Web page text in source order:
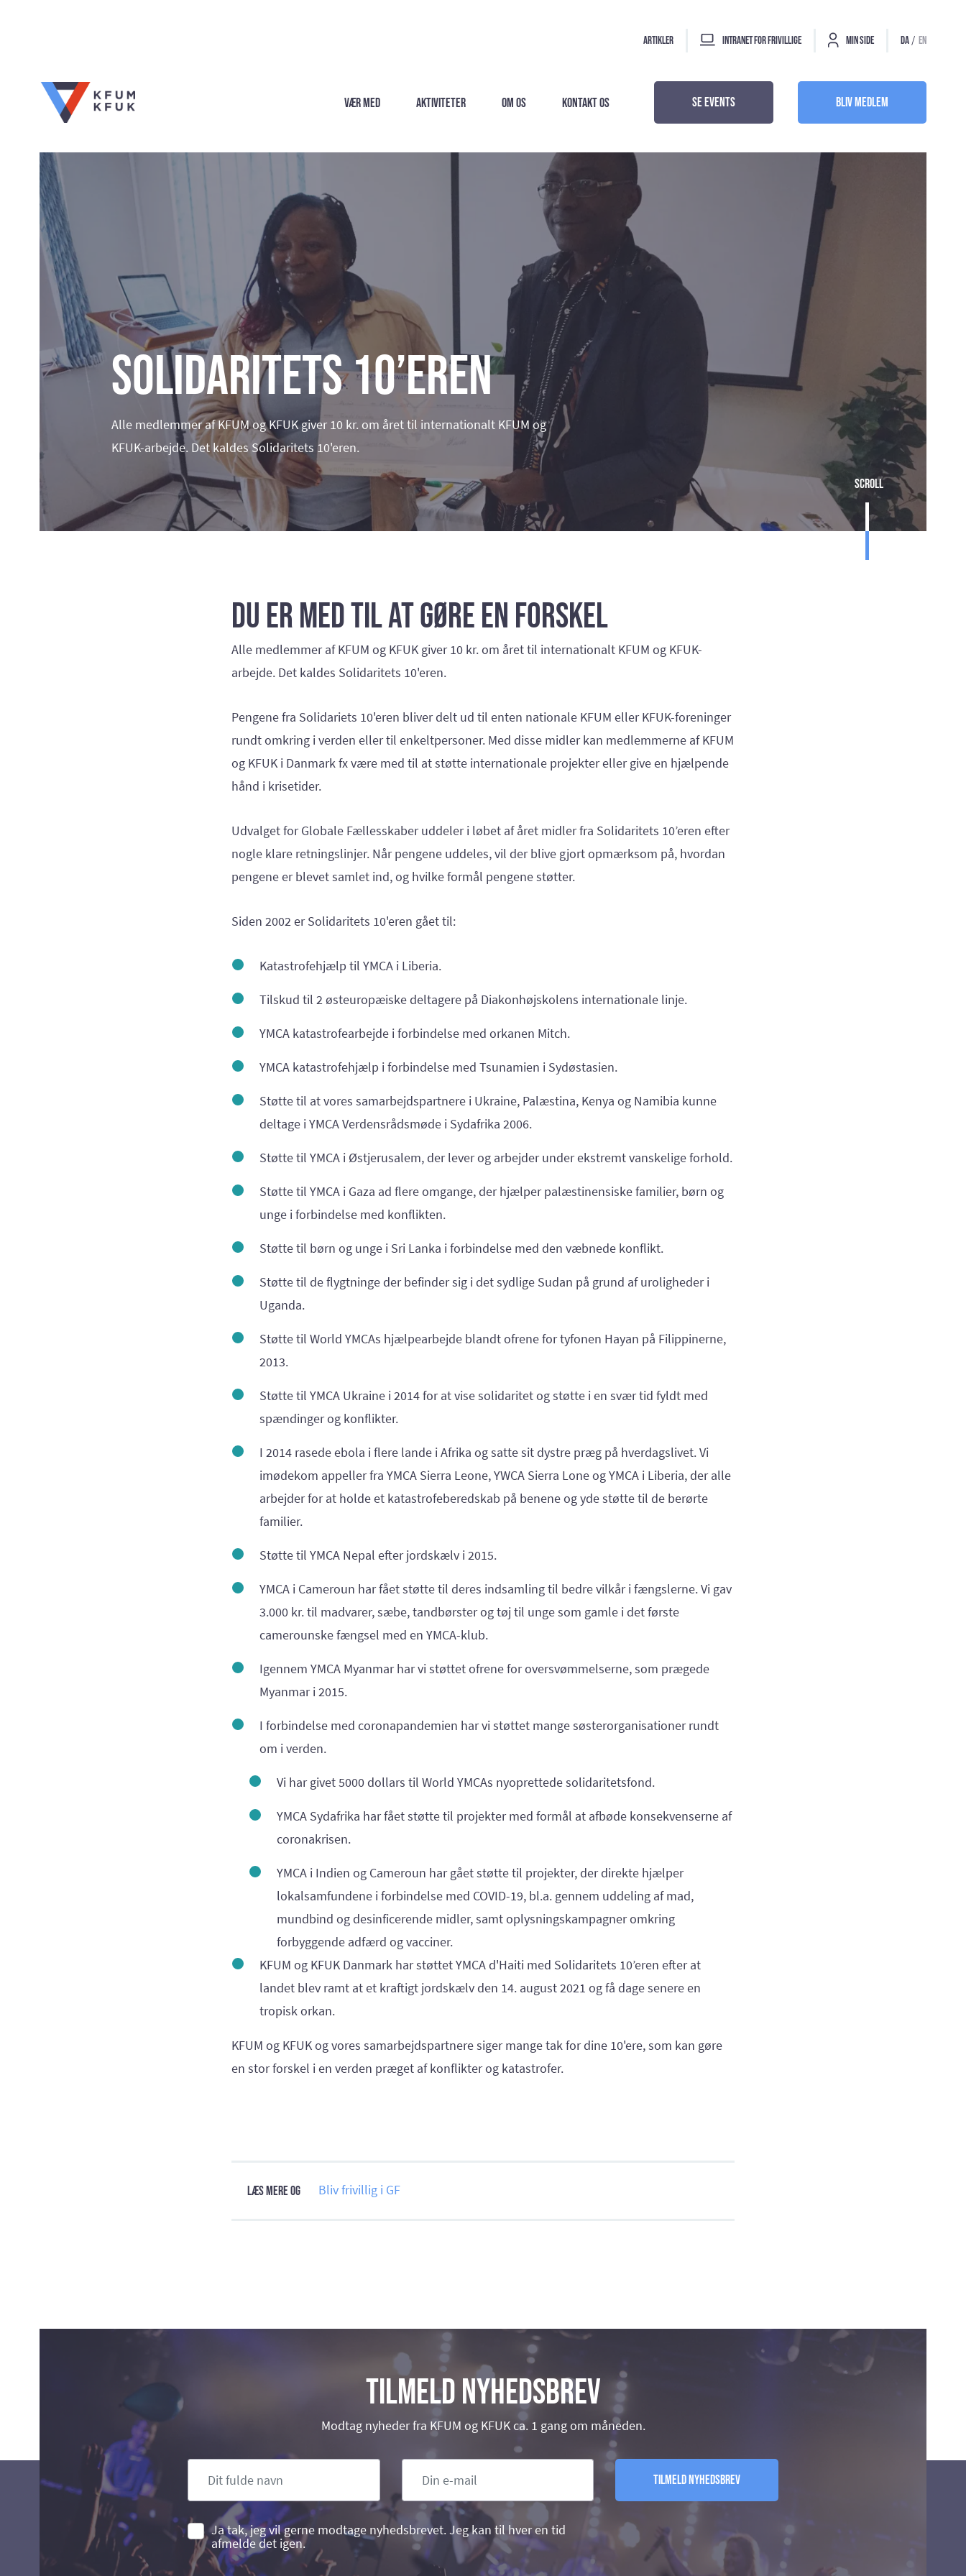
Artikler Intranet for frivillige Min side DA / EN
Vær med Aktiviteter Om Os Kontakt Os Se events Bliv Medlem
Solidaritets 10’eren
Alle medlemmer af KFUM og KFUK giver 10 kr. om året til internationalt KFUM og
KFUK-arbejde. Det kaldes Solidaritets 10'eren.
Scroll
Du er med til at gøre en forskel
Alle medlemmer af KFUM og KFUK giver 10 kr. om året til internationalt KFUM og KFUK-
arbejde. Det kaldes Solidaritets 10'eren.
Pengene fra Solidariets 10'eren bliver delt ud til enten nationale KFUM eller KFUK-foreninger
rundt omkring i verden eller til enkeltpersoner. Med disse midler kan medlemmerne af KFUM
og KFUK i Danmark fx være med til at støtte internationale projekter eller give en hjælpende
hånd i krisetider.
Udvalget for Globale Fællesskaber uddeler i løbet af året midler fra Solidaritets 10’eren efter
nogle klare retningslinjer. Når pengene uddeles, vil der blive gjort opmærksom på, hvordan
pengene er blevet samlet ind, og hvilke formål pengene støtter.
Siden 2002 er Solidaritets 10'eren gået til:
Katastrofehjælp til YMCA i Liberia.
Tilskud til 2 østeuropæiske deltagere på Diakonhøjskolens internationale linje.
YMCA katastrofearbejde i forbindelse med orkanen Mitch.
YMCA katastrofehjælp i forbindelse med Tsunamien i Sydøstasien.
Støtte til at vores samarbejdspartnere i Ukraine, Palæstina, Kenya og Namibia kunne
deltage i YMCA Verdensrådsmøde i Sydafrika 2006.
Støtte til YMCA i Østjerusalem, der lever og arbejder under ekstremt vanskelige forhold.
Støtte til YMCA i Gaza ad flere omgange, der hjælper palæstinensiske familier, børn og
unge i forbindelse med konflikten.
Støtte til børn og unge i Sri Lanka i forbindelse med den væbnede konflikt.
Støtte til de flygtninge der befinder sig i det sydlige Sudan på grund af uroligheder i
Uganda.
Støtte til World YMCAs hjælpearbejde blandt ofrene for tyfonen Hayan på Filippinerne,
2013.
Støtte til YMCA Ukraine i 2014 for at vise solidaritet og støtte i en svær tid fyldt med
spændinger og konflikter.
I 2014 rasede ebola i flere lande i Afrika og satte sit dystre præg på hverdagslivet. Vi
imødekom appeller fra YMCA Sierra Leone, YWCA Sierra Lone og YMCA i Liberia, der alle
arbejder for at holde et katastrofeberedskab på benene og yde støtte til de berørte
familier.
Støtte til YMCA Nepal efter jordskælv i 2015.
YMCA i Cameroun har fået støtte til deres indsamling til bedre vilkår i fængslerne. Vi gav
3.000 kr. til madvarer, sæbe, tandbørster og tøj til unge som gamle i det første
camerounske fængsel med en YMCA-klub.
Igennem YMCA Myanmar har vi støttet ofrene for oversvømmelserne, som prægede
Myanmar i 2015.
I forbindelse med coronapandemien har vi støttet mange søsterorganisationer rundt
om i verden.
Vi har givet 5000 dollars til World YMCAs nyoprettede solidaritetsfond.
YMCA Sydafrika har fået støtte til projekter med formål at afbøde konsekvenserne af
coronakrisen.
YMCA i Indien og Cameroun har gået støtte til projekter, der direkte hjælper
lokalsamfundene i forbindelse med COVID-19, bl.a. gennem uddeling af mad,
mundbind og desinficerende midler, samt oplysningskampagner omkring
forbyggende adfærd og vacciner.
KFUM og KFUK Danmark har støttet YMCA d'Haiti med Solidaritets 10’eren efter at
landet blev ramt at et kraftigt jordskælv den 14. august 2021 og få dage senere en
tropisk orkan.
KFUM og KFUK og vores samarbejdspartnere siger mange tak for dine 10'ere, som kan gøre
en stor forskel i en verden præget af konflikter og katastrofer.
Læs mere og Bliv frivillig i GF
Tilmeld nyhedsbrev
Modtag nyheder fra KFUM og KFUK ca. 1 gang om måneden.
Ja tak, jeg vil gerne modtage nyhedsbrevet. Jeg kan til hver en tid
afmelde det igen.
Tilmeld nyhedsbrev